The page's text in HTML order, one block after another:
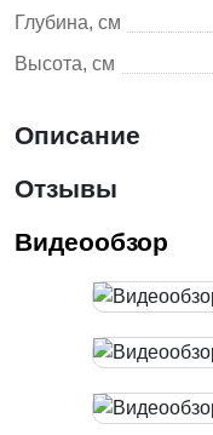
Глубина, см
Высота, см
Описание
Отзывы
Видеообзор